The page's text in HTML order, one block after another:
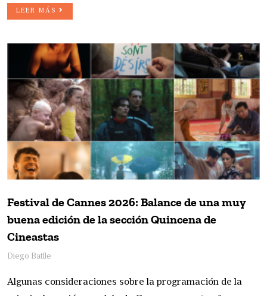
LEER MÁS
Festival de Cannes 2026: Balance de una muy
buena edición de la sección Quincena de
Cineastas
Diego Batlle
Algunas consideraciones sobre la programación de la